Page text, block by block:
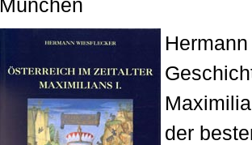
München
der